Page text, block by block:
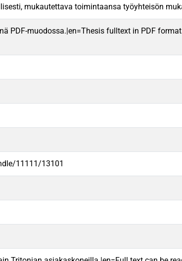
mukautettava toimintaansa työyhteisön
PDF-muodossa.|en=Thesis fulltext in PDF
11111/13101